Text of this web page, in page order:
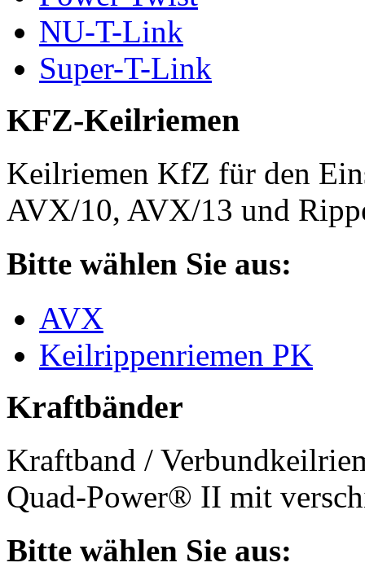
NU-T-Link
Super-T-Link
KFZ-Keilriemen
Keilriemen KfZ für den
AVX/10, AVX/13 und
Bitte wählen Sie aus:
AVX
Keilrippenriemen PK
Kraftbänder
Kraftband /
Quad-Power® II mit
Bitte wählen Sie aus: